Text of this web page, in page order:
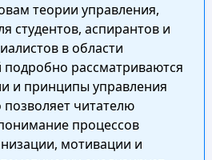
теории управления,
студентов, аспирантов и
в области
рассматриваются
и принципы управления
читателю
процессов
мотивации и